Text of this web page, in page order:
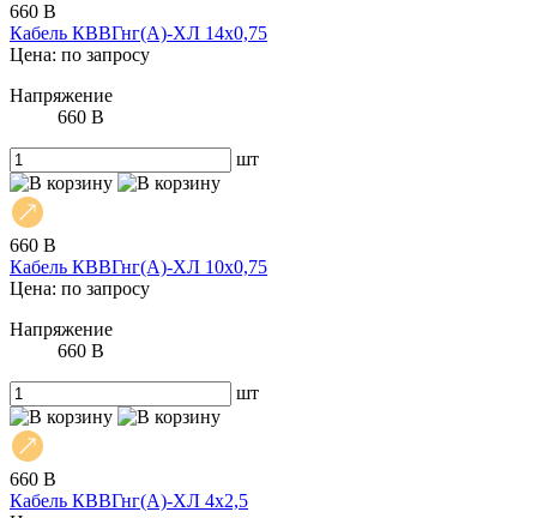
660 В
Кабель КВВГнг(А)-ХЛ 14х0,75
Цена: по запросу
Напряжение
660 В
шт
660 В
Кабель КВВГнг(А)-ХЛ 10х0,75
Цена: по запросу
Напряжение
660 В
шт
660 В
Кабель КВВГнг(А)-ХЛ 4х2,5